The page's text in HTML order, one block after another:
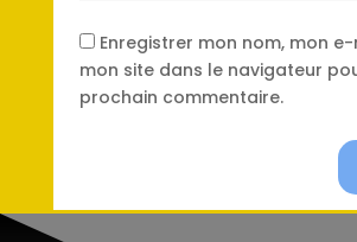
Enregistrer mon nom, mon
mon site dans le navigateur
prochain commentaire.